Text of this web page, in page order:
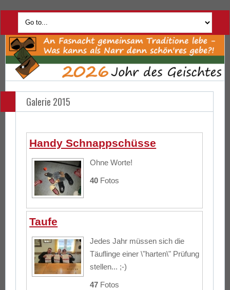
Galerie 2015
Handy Schnappschüsse
Ohne Worte!
40 Fotos
Taufe
Jedes Jahr müssen sich die
Täuflinge einer \"harten\" Prüfung
stellen... ;-)
47 Fotos